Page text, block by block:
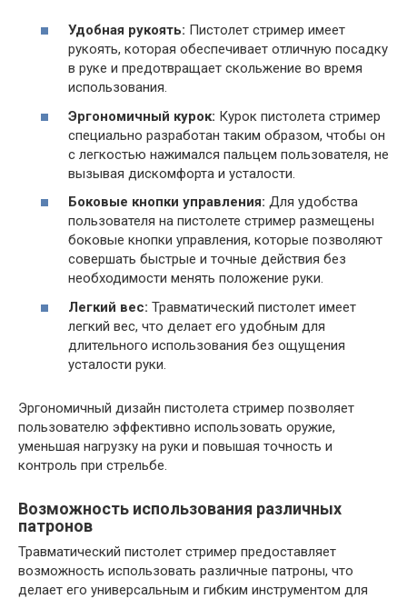
Удобная рукоять: Пистолет стример имеет
рукоять, которая обеспечивает отличную посадку
в руке и предотвращает скольжение во время
использования.
Эргономичный курок: Курок пистолета стример
специально разработан таким образом, чтобы он
с легкостью нажимался пальцем пользователя, не
вызывая дискомфорта и усталости.
Боковые кнопки управления: Для удобства
пользователя на пистолете стример размещены
боковые кнопки управления, которые позволяют
совершать быстрые и точные действия без
необходимости менять положение руки.
Легкий вес: Травматический пистолет имеет
легкий вес, что делает его удобным для
длительного использования без ощущения
усталости руки.
Эргономичный дизайн пистолета стример позволяет
пользователю эффективно использовать оружие,
уменьшая нагрузку на руки и повышая точность и
контроль при стрельбе.
Возможность использования различных
патронов
Травматический пистолет стример предоставляет
возможность использовать различные патроны, что
делает его универсальным и гибким инструментом для